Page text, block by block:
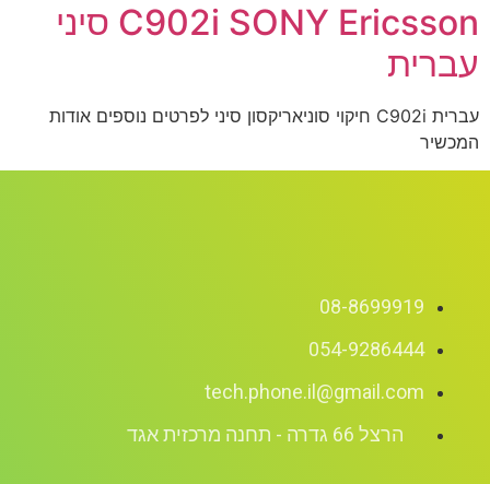
C902i SONY Ericsson סיני
עברית
עברית C902i חיקוי סוניאריקסון סיני לפרטים נוספים אודות
המכשיר
08-8699919
054-9286444
tech.phone.il@gmail.com
הרצל 66 גדרה - תחנה מרכזית אגד